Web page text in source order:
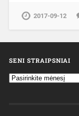
2017-09-12
SENI STRAIPSNIAI